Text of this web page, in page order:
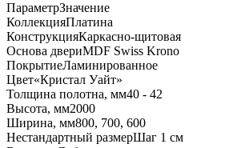
ПараметрЗначение
КоллекцияПлатина
КонструкцияКаркасно-щитовая
Основа двериMDF Swiss Krono
ПокрытиеЛаминированное
Цвет«Кристал Уайт»
Толщина полотна, мм40 - 42
Высота, мм2000
Ширина, мм800, 700, 600
Нестандартный размерШаг 1 см